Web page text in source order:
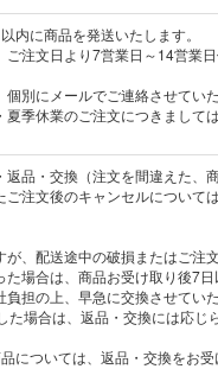
内に商品を発送いたします。
注文日より7営業日～14営業
別にメールでご連絡させてい
夏季休業のご注文につきまして
返品・交換（注文を間違えた、
注文後のキャンセルについて
が、配送途中の破損またはご注
場合は、商品お受け取り後7
担の上、早急に交換させてい
た場合は、返品・交換には応じ
については、返品・交換をお